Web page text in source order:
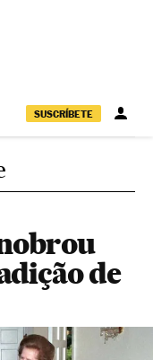
SUSCRÍBETE
de